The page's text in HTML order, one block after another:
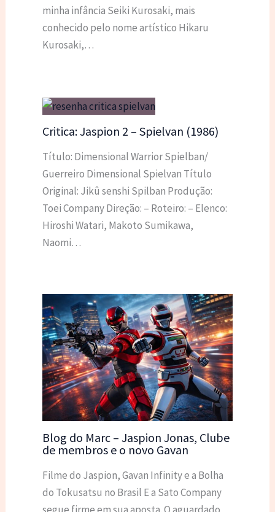
minha infância Seiki Kurosaki, mais
conhecido pelo nome artístico Hikaru
Kurosaki,…
Critica: Jaspion 2 – Spielvan (1986)
Título: Dimensional Warrior Spielban/
Guerreiro Dimensional Spielvan Título
Original: Jikû senshi Spilban Produção:
Toei Company Direção: – Roteiro: – Elenco:
Hiroshi Watari, Makoto Sumikawa,
Naomi…
Blog do Marc – Jaspion Jonas, Clube
de membros e o novo Gavan
Filme do Jaspion, Gavan Infinity e a Bolha
do Tokusatsu no Brasil E a Sato Company